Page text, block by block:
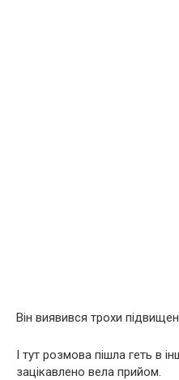
Він виявився трохи
І тут розмова пішла геть в
зацікавлено вела прийом.